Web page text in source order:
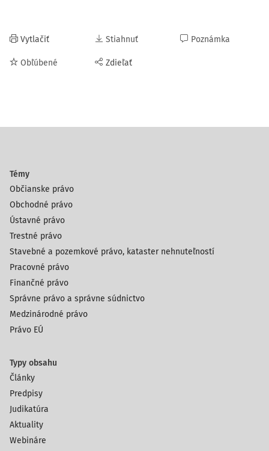
Vytlačiť
Obľúbené
Stiahnuť
Zdieľať
Poznámka
Témy
Občianske právo
Obchodné právo
Ústavné právo
Trestné právo
Stavebné a pozemkové právo, kataster nehnuteľností
Pracovné právo
Finančné právo
Správne právo a správne súdnictvo
Medzinárodné právo
Právo EÚ
Typy obsahu
Články
Predpisy
Judikatúra
Aktuality
Webináre